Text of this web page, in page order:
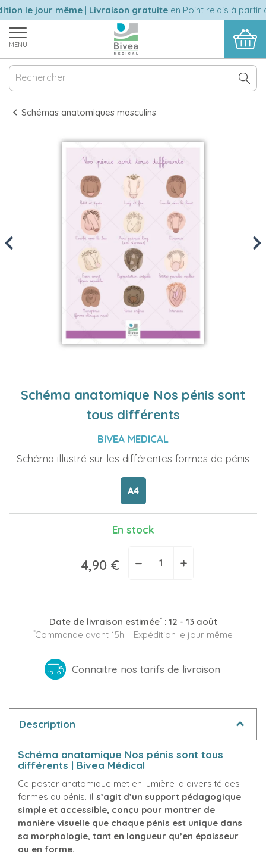
le jour même|Livraison gratuiteen Point relais à partir
MENU
Schémas anatomiques masculins
Previous
Schéma anatomique Nos pénis sont
tous différents
BIVEA MEDICAL
Schéma illustré sur les différentes formes de pénis
A4
En stock
4,90 € − +
Date de livraison estimée*: 12 - 13 août
*Commande avant 15h = Expédition le jour même
Connaitre nos tarifs de livraison
Description
Schéma anatomique Nos pénis sont tous
différents | Bivea Médical
Ce poster anatomique met en lumière la diversité des
formes du pénis. Il s’agit d’un support pédagogique
simple et accessible, conçu pour montrer de
manière visuelle que chaque pénis est unique dans
sa morphologie, tant en longueur qu’en épaisseur
ou en forme.